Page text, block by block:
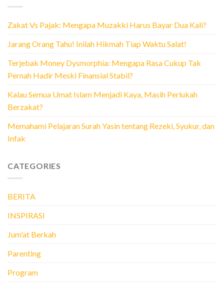
Zakat Vs Pajak: Mengapa Muzakki Harus Bayar Dua Kali?
Jarang Orang Tahu! Inilah Hikmah Tiap Waktu Salat!
Terjebak Money Dysmorphia: Mengapa Rasa Cukup Tak
Pernah Hadir Meski Finansial Stabil?
Kalau Semua Umat Islam Menjadi Kaya, Masih Perlukah
Berzakat?
Memahami Pelajaran Surah Yasin tentang Rezeki, Syukur, dan
Infak
CATEGORIES
BERITA
INSPIRASI
Jum'at Berkah
Parenting
Program